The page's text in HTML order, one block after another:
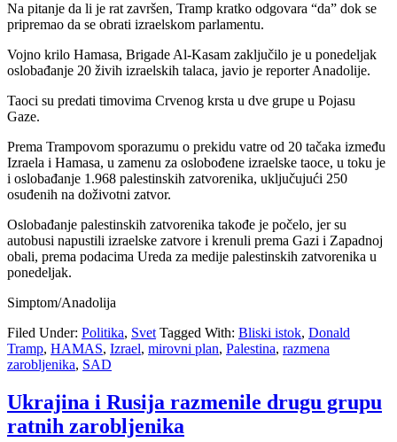
Na pitanje da li je rat završen, Tramp kratko odgovara “da” dok se
pripremao da se obrati izraelskom parlamentu.
Vojno krilo Hamasa, Brigade Al-Kasam zaključilo je u ponedeljak
oslobađanje 20 živih izraelskih talaca, javio je reporter Anadolije.
Taoci su predati timovima Crvenog krsta u dve grupe u Pojasu
Gaze.
Prema Trampovom sporazumu o prekidu vatre od 20 tačaka između
Izraela i Hamasa, u zamenu za oslobođene izraelske taoce, u toku je
i oslobađanje 1.968 palestinskih zatvorenika, uključujući 250
osuđenih na doživotni zatvor.
Oslobađanje palestinskih zatvorenika takođe je počelo, jer su
autobusi napustili izraelske zatvore i krenuli prema Gazi i Zapadnoj
obali, prema podacima Ureda za medije palestinskih zatvorenika u
ponedeljak.
Simptom/Anadolija
Filed Under: Politika, Svet Tagged With: Bliski istok, Donald
Tramp, HAMAS, Izrael, mirovni plan, Palestina, razmena
zarobljenika, SAD
Ukrajina i Rusija razmenile drugu grupu
ratnih zarobljenika